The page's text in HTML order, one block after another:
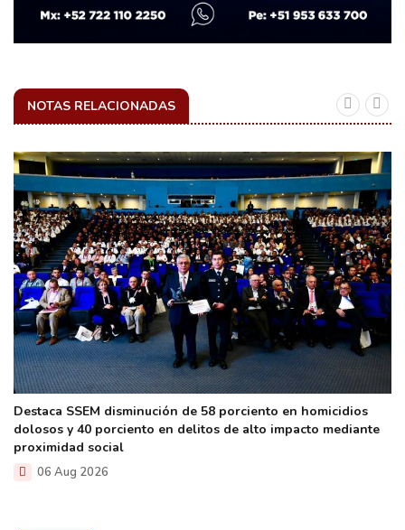
NOTAS RELACIONADAS
Destaca SSEM disminución de 58 porciento en homicidios
dolosos y 40 porciento en delitos de alto impacto mediante
proximidad social
06 Aug 2026